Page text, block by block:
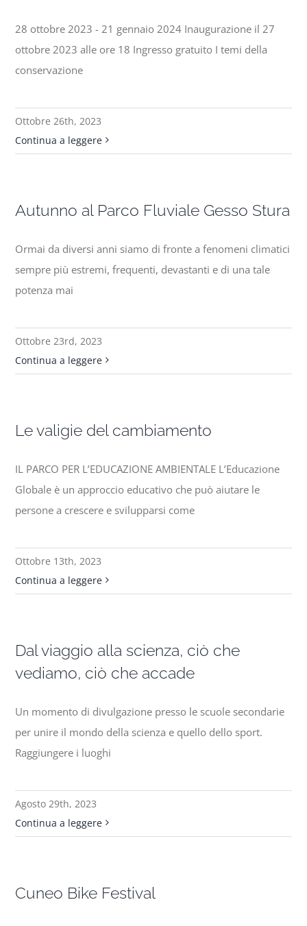
28 ottobre 2023 - 21 gennaio 2024 Inaugurazione il 27
ottobre 2023 alle ore 18 Ingresso gratuito I temi della
conservazione
Ottobre 26th, 2023
Continua a leggere
Autunno al Parco Fluviale Gesso Stura
Ormai da diversi anni siamo di fronte a fenomeni climatici
sempre più estremi, frequenti, devastanti e di una tale
potenza mai
Ottobre 23rd, 2023
Continua a leggere
Le valigie del cambiamento
IL PARCO PER L’EDUCAZIONE AMBIENTALE L’Educazione
Globale è un approccio educativo che può aiutare le
persone a crescere e svilupparsi come
Ottobre 13th, 2023
Continua a leggere
Dal viaggio alla scienza, ciò che
vediamo, ciò che accade
Un momento di divulgazione presso le scuole secondarie
per unire il mondo della scienza e quello dello sport.
Raggiungere i luoghi
Agosto 29th, 2023
Continua a leggere
Cuneo Bike Festival